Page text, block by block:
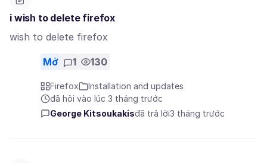
i wish to delete firefox
wish to delete firefox
Mở 1 130
Firefox
Installation and updates
đã hỏi vào lúc 3 tháng trước
George Kitsoukakisđã trả lời3 tháng trước